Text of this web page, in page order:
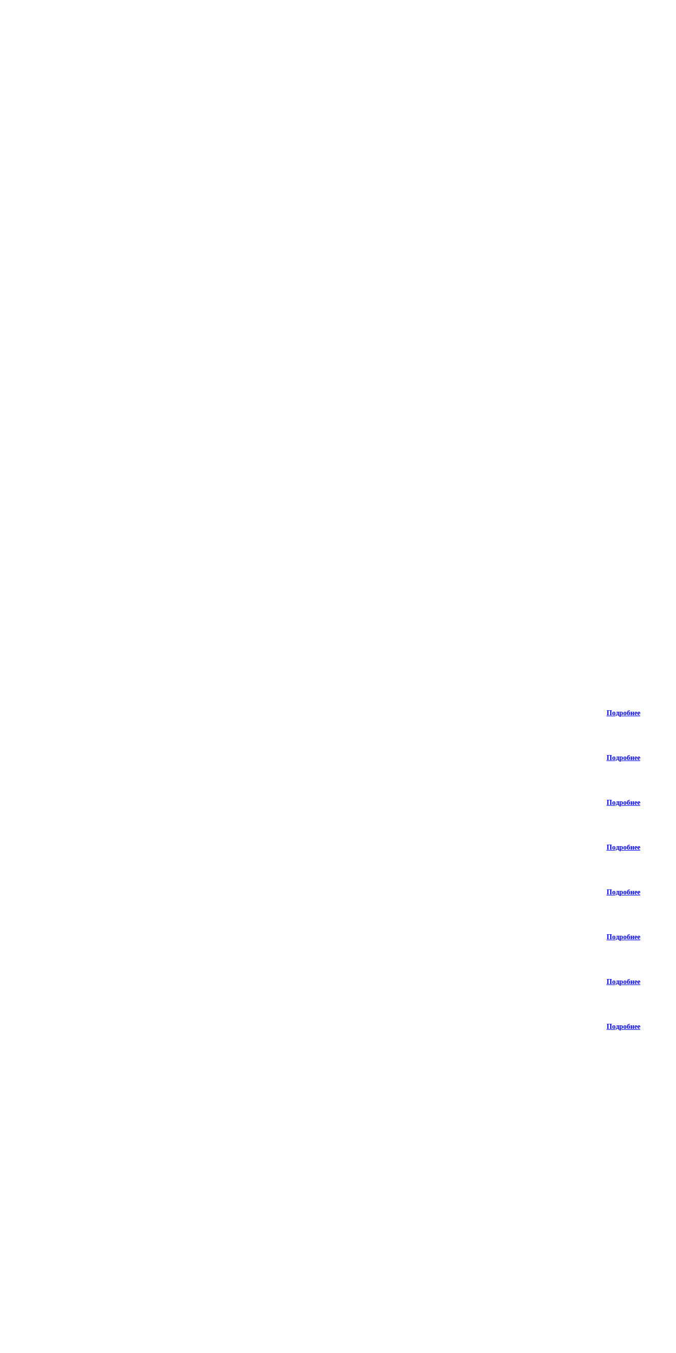
Подробнее
Подробнее
Подробнее
Подробнее
Подробнее
Подробнее
Подробнее
Подробнее